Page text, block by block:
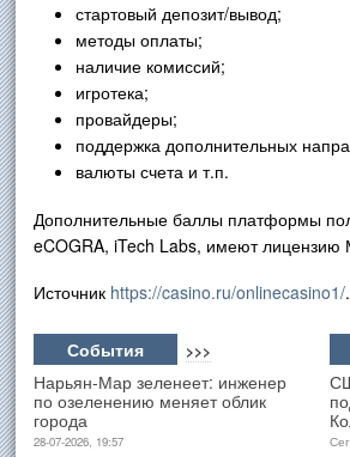
стартовый депозит/вывод;
методы оплаты;
наличие комиссий;
игротека;
провайдеры;
поддержка дополнительных
валюты счета и т.п.
Дополнительные баллы платформы
eCOGRA, iTech Labs, имеют
Источник https://casino.ru/onlinecasino1/.
События >>>
Нарьян-Мар зеленеет: инженер
по озеленению меняет облик
города
28-07-2026, 19:57